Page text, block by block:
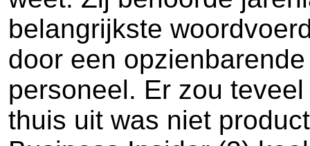
belangrijkste
door een
personeel. Er zou
thuis uit was niet